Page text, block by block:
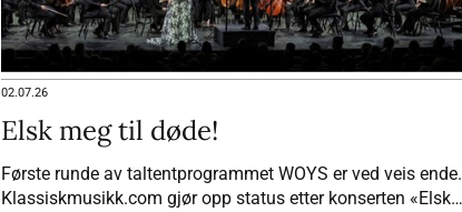
02.07.26
Elsk meg til døde!
Første runde av taltentprogrammet WOYS er ved veis ende.
Klassiskmusikk.com gjør opp status etter konserten «Elsk